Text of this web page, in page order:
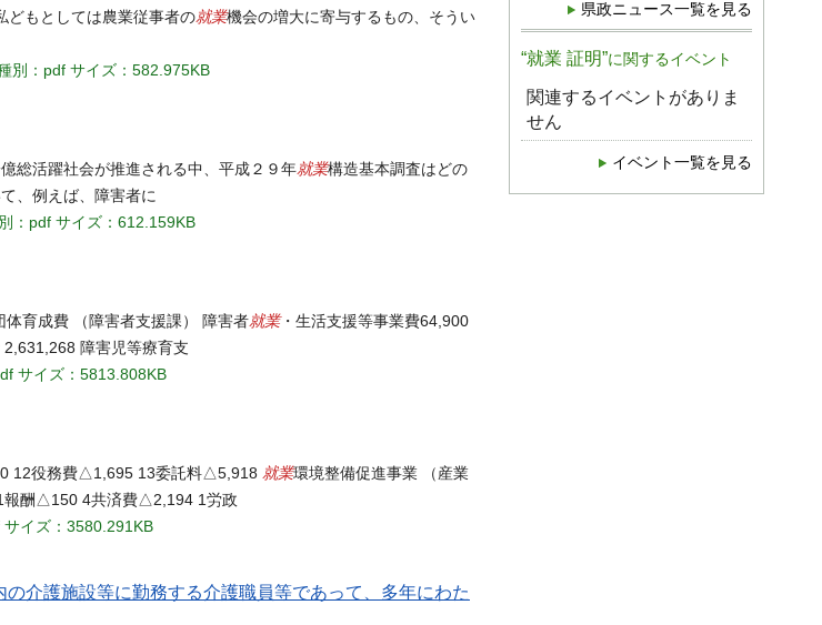
県政ニュース一覧を見る
“就業 証明”に関するイベント
関連するイベントがありま
せん
イベント一覧を見る
どもとしては農業従事者の就業機会の増大に寄与するもの、そうい
別：pdf サイズ：582.975KB
総活躍社会が推進される中、平成２９年就業構造基本調査はどの
、例えば、障害者に
：pdf サイズ：612.159KB
育成費 （障害者支援課） 障害者就業・生活支援等事業費64,900
障害児等療育支
サイズ：5813.808KB
12役務費△1,695 13委託料△5,918 就業環境整備促進事業 （産業
報酬△150 4共済費△2,194 1労政
サイズ：3580.291KB
介護施設等に勤務する介護職員等であって、多年にわた